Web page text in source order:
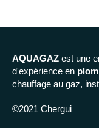
AQUAGAZ est une
d'expérience en
chauffage au gaz,
©2021 Chergui